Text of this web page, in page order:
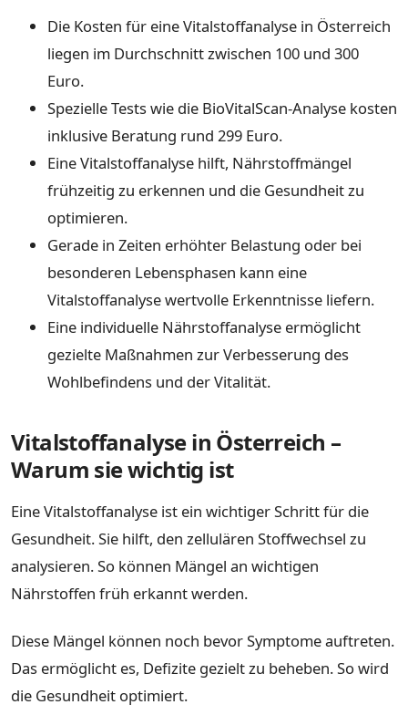
Die Kosten für eine Vitalstoffanalyse in Österreich
liegen im Durchschnitt zwischen 100 und 300
Euro.
Spezielle Tests wie die BioVitalScan-Analyse kosten
inklusive Beratung rund 299 Euro.
Eine Vitalstoffanalyse hilft, Nährstoffmängel
frühzeitig zu erkennen und die Gesundheit zu
optimieren.
Gerade in Zeiten erhöhter Belastung oder bei
besonderen Lebensphasen kann eine
Vitalstoffanalyse wertvolle Erkenntnisse liefern.
Eine individuelle Nährstoffanalyse ermöglicht
gezielte Maßnahmen zur Verbesserung des
Wohlbefindens und der Vitalität.
Vitalstoffanalyse in Österreich –
Warum sie wichtig ist
Eine Vitalstoffanalyse ist ein wichtiger Schritt für die
Gesundheit. Sie hilft, den zellulären Stoffwechsel zu
analysieren. So können Mängel an wichtigen
Nährstoffen früh erkannt werden.
Diese Mängel können noch bevor Symptome auftreten.
Das ermöglicht es, Defizite gezielt zu beheben. So wird
die Gesundheit optimiert.